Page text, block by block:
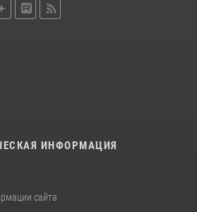
ИНФОРМАЦИЯ
сайта